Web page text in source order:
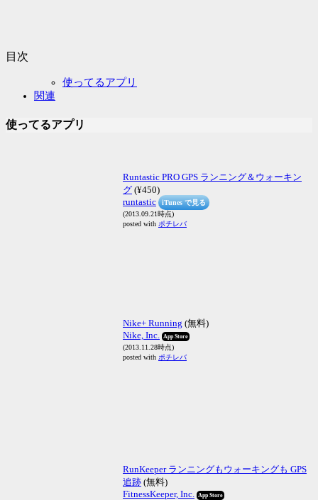
目次
使ってるアプリ
関連
使ってるアプリ
Runtastic PRO GPS ランニング＆ウォーキン
グ (¥450)
runtastic
iTunes で見る
(2013.09.21時点)
posted with ポチレバ
Nike+ Running (無料)
Nike, Inc. App Store
(2013.11.28時点)
posted with ポチレバ
RunKeeper ランニングもウォーキングも GPS
追跡 (無料)
FitnessKeeper, Inc. App Store